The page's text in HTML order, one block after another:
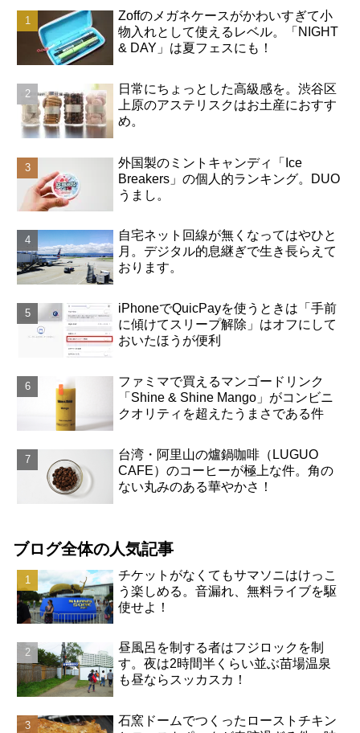
Zoffのメガネケースがかわいすぎて小
物入れとして使えるレベル。「NIGHT
& DAY」は夏フェスにも！
日常にちょっとした高級感を。渋谷区
上原のアステリスクはお土産におすす
め。
外国製のミントキャンディ「Ice
Breakers」の個人的ランキング。DUO
うまし。
自宅ネット回線が無くなってはやひと
月。デジタル的息継ぎで生き長らえて
おります。
iPhoneでQuicPayを使うときは「手前
に傾けてスリープ解除」はオフにして
おいたほうが便利
ファミマで買えるマンゴードリンク
「Shine & Shine Mango」がコンビニ
クオリティを超えたうまさである件
台湾・阿里山の爐鍋咖啡（LUGUO
CAFE）のコーヒーが極上な件。角の
ない丸みのある華やかさ！
ブログ全体の人気記事
チケットがなくてもサマソニはけっこ
う楽しめる。音漏れ、無料ライブを駆
使せよ！
昼風呂を制する者はフジロックを制
す。夜は2時間半くらい並ぶ苗場温泉
も昼ならスッカスカ！
石窯ドームでつくったローストチキン